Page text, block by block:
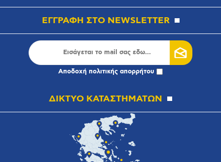
ΕΓΓΡΑΦΗ ΣΤΟ NEWSLETTER
Αποδοχή πολιτικής απορρήτου
ΔΙΚΤΥΟ ΚΑΤΑΣΤΗΜΑΤΩΝ